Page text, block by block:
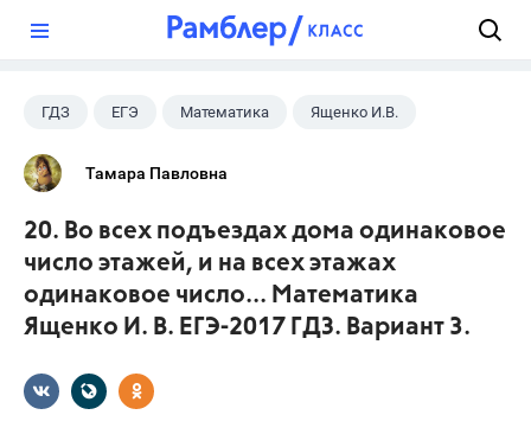
ГДЗ ЕГЭ Математика Ященко И.В.
Тамара Павловна
20. Во всех подъездах дома одинаковое
число этажей, и на всех этажах
одинаковое число... Математика
Ященко И. В. ЕГЭ-2017 ГДЗ. Вариант 3.